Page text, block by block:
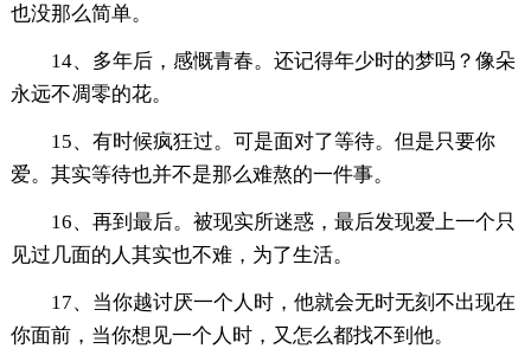
也没那么简单。
14、多年后，感慨青春。还记得年少时的梦吗？像朵
永远不凋零的花。
15、有时候疯狂过。可是面对了等待。但是只要你
爱。其实等待也并不是那么难熬的一件事。
16、再到最后。被现实所迷惑，最后发现爱上一个只
见过几面的人其实也不难，为了生活。
17、当你越讨厌一个人时，他就会无时无刻不出现在
你面前，当你想见一个人时，又怎么都找不到他。